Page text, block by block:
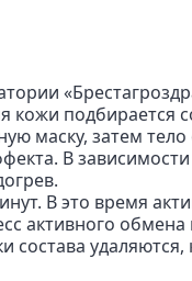
кожи подбирается
маску, затем
В
В это время
активного
состава